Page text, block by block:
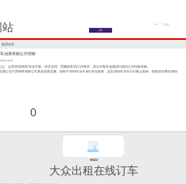
站
集团动态
油漆采购公开招标
2003-10-21
合理”的原则和“安全可靠、经济实用、理顺体系”的工作要求，再次对客车油漆进行国内公开招标采购。
交汽车销售有限公司具体负责实施。招标于2003年10月18日开始发标，起至2003年10月21日截止发标；投标供应商在2003
0
96822
大众出租在线订车